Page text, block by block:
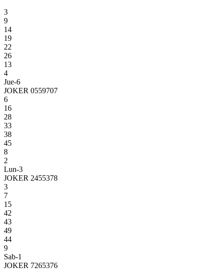
3
9
14
19
22
26
13
4
Jue-6
JOKER 0559707
6
16
28
33
38
45
8
2
Lun-3
JOKER 2455378
3
7
15
42
43
49
44
9
Sab-1
JOKER 7265376